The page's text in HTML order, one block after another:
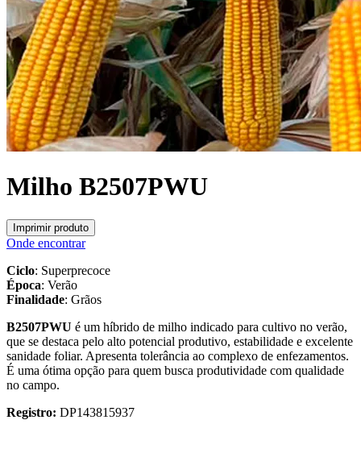
Milho B2507PWU
Imprimir produto
Onde encontrar
Ciclo: Superprecoce
Época: Verão
Finalidade: Grãos
B2507PWU é um híbrido de milho indicado para cultivo no verão,
que se destaca pelo alto potencial produtivo, estabilidade e excelente
sanidade foliar. Apresenta tolerância ao complexo de enfezamentos.
É uma ótima opção para quem busca produtividade com qualidade
no campo.
Registro: DP143815937